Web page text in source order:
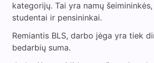
kategorijų. Tai yra namų
studentai ir pensininkai.
Remiantis BLS, darbo jėga yra tiek
bedarbių suma.